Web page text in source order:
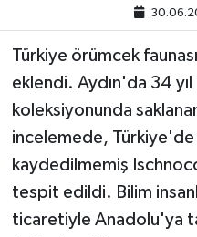
Türkiye örümcek
eklendi. Aydın'da 34
koleksiyonunda
incelemede,
kaydedilmemiş
tespit edildi. Bilim
ticaretiyle Anadolu'ya